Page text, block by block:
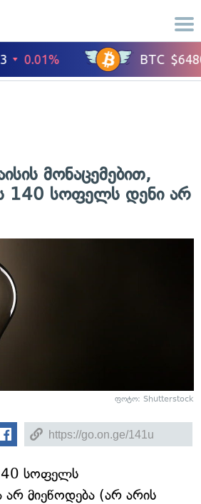
მონაცემებით,
140 სოფელს დენი არ
ფოტო: Shutterstock
სოფელს
მიეწოდება (არ არის